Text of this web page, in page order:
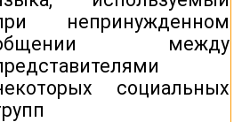
непринужденном
между
социальных